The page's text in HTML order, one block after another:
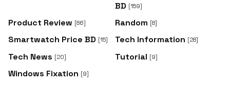
BD [159]
Product Review [86] Random [8]
Smartwatch Price BD [15] Tech Information [28]
Tech News [20] Tutorial [9]
Windows Fixation [9]